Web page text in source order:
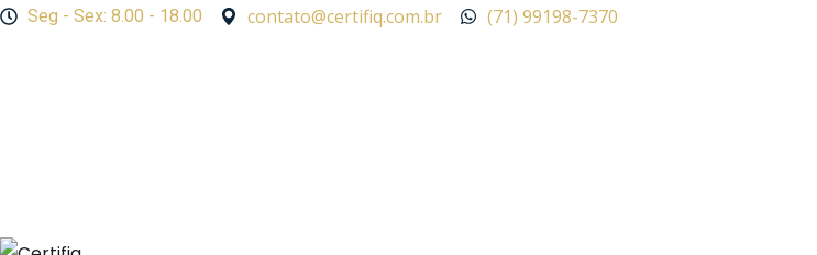
Seg - Sex: 8.00 - 18.00 contato@certifiq.com.br (71) 99198-7370